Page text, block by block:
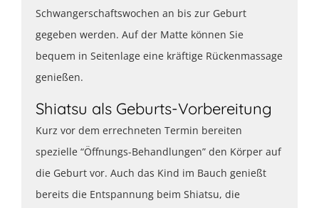
Schwangerschaftswochen an bis zur Geburt
gegeben werden. Auf der Matte können Sie
bequem in Seitenlage eine kräftige Rückenmassage
genießen.
Shiatsu als Geburts-Vorbereitung
Kurz vor dem errechneten Termin bereiten
spezielle “Öffnungs-Behandlungen” den Körper auf
die Geburt vor. Auch das Kind im Bauch genießt
bereits die Entspannung beim Shiatsu, die